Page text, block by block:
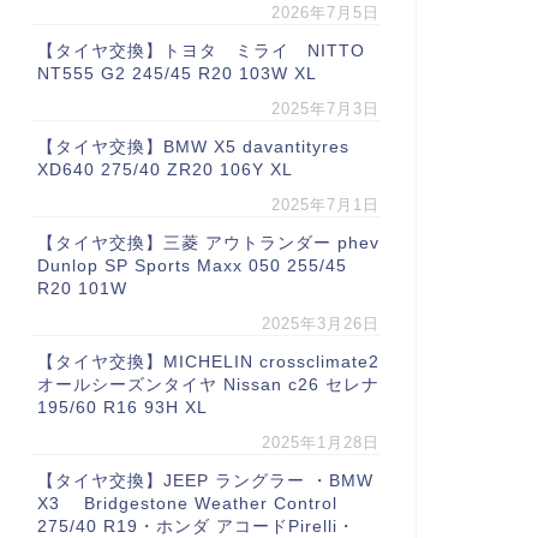
2026年7月5日
【タイヤ交換】トヨタ ミライ NITTO
NT555 G2 245/45 R20 103W XL
2025年7月3日
【タイヤ交換】BMW X5 davantityres
XD640 275/40 ZR20 106Y XL
2025年7月1日
【タイヤ交換】三菱 アウトランダー phev
Dunlop SP Sports Maxx 050 255/45
R20 101W
2025年3月26日
【タイヤ交換】MICHELIN crossclimate2
オールシーズンタイヤ Nissan c26 セレナ
195/60 R16 93H XL
2025年1月28日
【タイヤ交換】JEEP ラングラー ・BMW
X3 Bridgestone Weather Control
275/40 R19・ホンダ アコードPirelli・